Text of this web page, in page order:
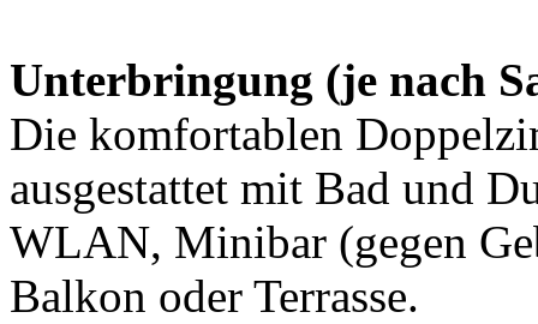
Unterbringung (je nach
Die komfortablen
ausgestattet mit Bad und
WLAN, Minibar (gegen
Balkon oder Terrasse.